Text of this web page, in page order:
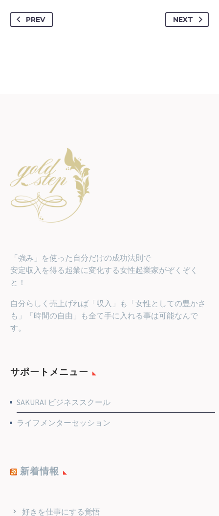
PREV NEXT
「強み」を使った自分だけの成功法則で
安定収入を得る起業に変化する女性起業家がぞくぞく
と！
自分らしく売上げれば「収入」も「女性としての豊かさ
も」「時間の自由」も全て手に入れる事は可能なんで
す。
サポートメニュー
SAKURAI ビジネススクール
ライフメンターセッション
新着情報
好きを仕事にする覚悟